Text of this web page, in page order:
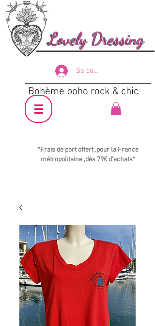
Lovely Dressing
Se connecter
Bohème boho rock & chic
*Frais de port offert ,pour la France
métropolitaine ,dés 79€ d'achats*